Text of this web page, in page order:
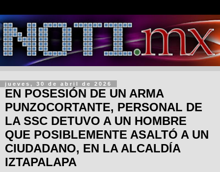
jueves, 30 de abril de 2026
EN POSESIÓN DE UN ARMA
PUNZOCORTANTE, PERSONAL DE
LA SSC DETUVO A UN HOMBRE
QUE POSIBLEMENTE ASALTÓ A UN
CIUDADANO, EN LA ALCALDÍA
IZTAPALAPA